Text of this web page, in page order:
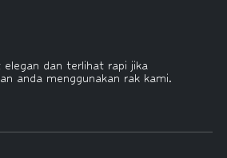
elegan dan terlihat rapi jika
anda menggunakan rak kami.